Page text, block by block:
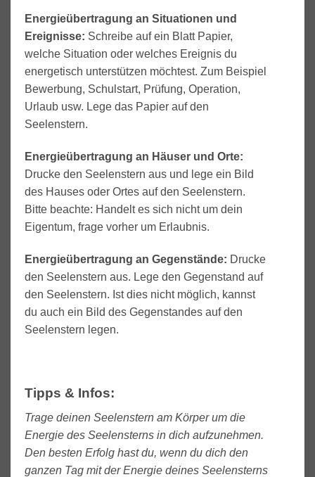
Energieübertragung an Situationen und
Ereignisse: Schreibe auf ein Blatt Papier,
welche Situation oder welches Ereignis du
energetisch unterstützen möchtest. Zum Beispiel
Bewerbung, Schulstart, Prüfung, Operation,
Urlaub usw. Lege das Papier auf den
Seelenstern.
Energieübertragung an Häuser und Orte:
Drucke den Seelenstern aus und lege ein Bild
des Hauses oder Ortes auf den Seelenstern.
Bitte beachte: Handelt es sich nicht um dein
Eigentum, frage vorher um Erlaubnis.
Energieübertragung an Gegenstände: Drucke
den Seelenstern aus. Lege den Gegenstand auf
den Seelenstern. Ist dies nicht möglich, kannst
du auch ein Bild des Gegenstandes auf den
Seelenstern legen.
Tipps & Infos:
Trage deinen Seelenstern am Körper um die
Energie des Seelensterns in dich aufzunehmen.
Den besten Erfolg hast du, wenn du dich den
ganzen Tag mit der Energie deines Seelensterns